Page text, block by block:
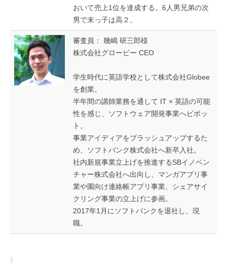
おいて売上1位を達成する。6人男兄弟の次
男で末っ子は高２。
審査員： 幾嶋 研三郎様
株式会社グロービー CEO
学生時代に英語学校として株式会社Globee
を創業。
半年間の講師業務を通して IT × 英語の可能
性を感じ、ソフトウェア開発事業へピボッ
ト。
事業アイディアをブラッシュアップするた
め、ソフトバンク株式会社へ新卒入社。
社内新規事業立上げを推進するSBイノベン
チャー株式会社へ出向し、マンガアプリ事
業や園向け連絡帳アプリ事業、シェアサイ
クリング事業の立上げに参画。
2017年1月にソフトバンクを退社し、現
職。